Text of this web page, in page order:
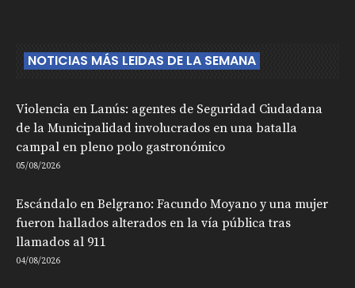
NOTICIAS MÁS LEIDAS DE LA SEMANA
Violencia en Lanús: agentes de Seguridad Ciudadana
de la Municipalidad involucrados en una batalla
campal en pleno polo gastronómico
05/08/2026
Escándalo en Belgrano: Facundo Moyano y una mujer
fueron hallados alterados en la vía pública tras
llamados al 911
04/08/2026